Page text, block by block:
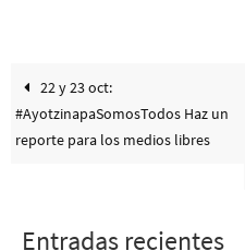
22 y 23 oct:
#AyotzinapaSomosTodos Haz un
reporte para los medios libres
Entradas recientes